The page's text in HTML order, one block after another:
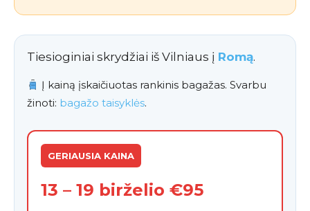
Tiesioginiai skrydžiai iš Vilniaus į Romą.
Į kainą įskaičiuotas rankinis bagažas. Svarbu
žinoti: bagažo taisyklės.
GERIAUSIA KAINA
13 – 19 birželio €95